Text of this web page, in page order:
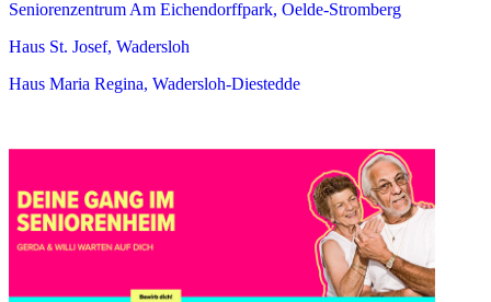
Seniorenzentrum Am Eichendorffpark, Oelde-Stromberg
Haus St. Josef, Wadersloh
Haus Maria Regina, Wadersloh-Diestedde